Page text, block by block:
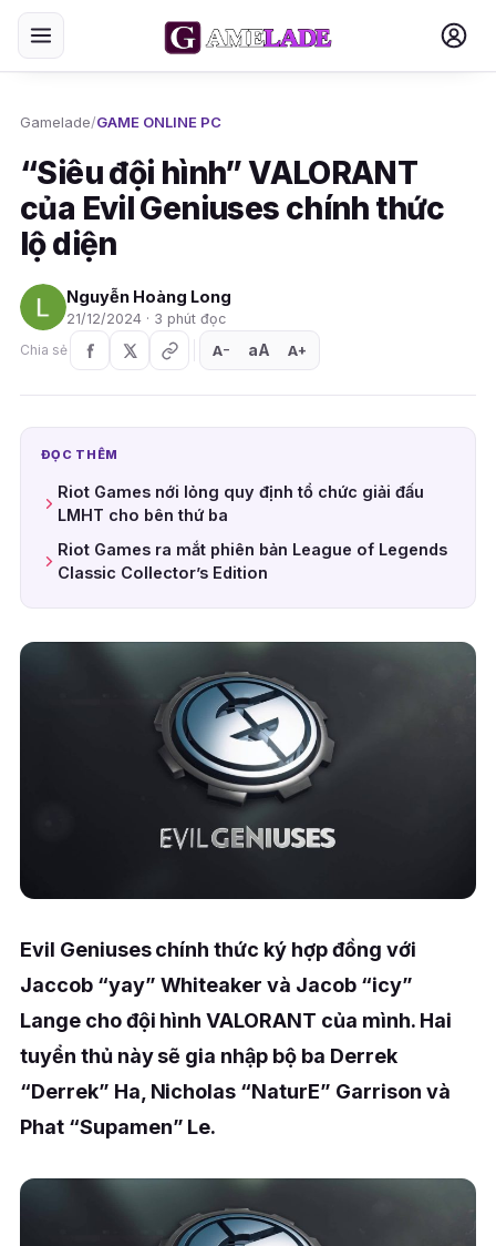
Gamelade/GAME ONLINE PC
“Siêu đội hình” VALORANT
của Evil Geniuses chính thức
lộ diện
Nguyễn Hoàng Long
21/12/2024 · 3 phút đọc
Chia sẻ
A− aA A+
ĐỌC THÊM
Riot Games nới lỏng quy định tổ chức giải đấu
LMHT cho bên thứ ba
Riot Games ra mắt phiên bản League of Legends
Classic Collector’s Edition
Evil Geniuses chính thức ký hợp đồng với
Jaccob “yay” Whiteaker và Jacob “icy”
Lange cho đội hình VALORANT của mình. Hai
tuyển thủ này sẽ gia nhập bộ ba Derrek
“Derrek” Ha, Nicholas “NaturE” Garrison và
Phat “Supamen” Le.